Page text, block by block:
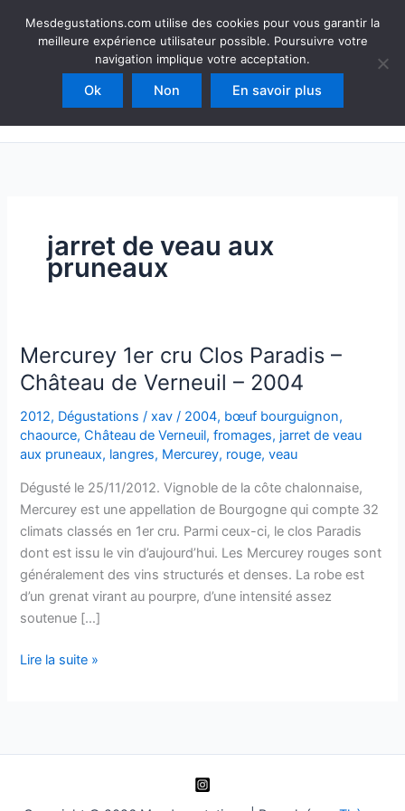
Mesdegustations
Dégustations, accords & autour du vin
Rechercher
jarret de veau aux
pruneaux
Mercurey 1er cru Clos Paradis –
Château de Verneuil – 2004
2012, Dégustations /xav/ 2004, bœuf bourguignon,
chaource,Château de Verneuil,fromages, jarret de veau
aux pruneaux, langres, Mercurey, rouge,veau
Dégusté le 25/11/2012. Vignoble de la côte chalonnaise,
Mercurey est une appellation de Bourgogne qui compte 32
climats classés en 1er cru. Parmi ceux-ci, le clos Paradis
dont est issu le vin d’aujourd’hui. Les Mercurey rouges sont
généralement des vins structurés et denses. La robe est
d’un grenat virant au pourpre, d’une intensité assez
soutenue […]
Mercurey
Lire la suite »
Mesdegustations.com utilise des cookies pour vous garantir la
meilleure expérience utilisateur possible. Poursuivre votre
navigation implique votre acceptation.
Ok Non En savoir plus